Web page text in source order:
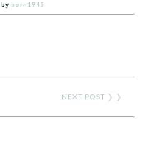
by born1945
NEXT POST ❯ ❯